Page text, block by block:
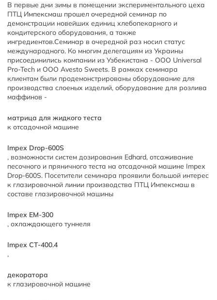
В первые дни зимы в помещении экспериментального цеха
ПТЦ Импексмаш прошел очередной семинар по
демонстрации новейших единиц хлебопекарного и
кондитерского оборудования, а также
ингредиентов.Семинар в очередной раз носил статус
международного. Ко многим делегациям из Украины
присоединились компании из Узбекистана - ООО Universal
Pro-Tech и ООО Avesto Sweets. В рамках семинара
клиентам были продемонстрированы оборудование для
производства слоеных изделий, оборудование для розлива
маффинов -
матрица для жидкого теста
к отсадочной машине
Impex Drop-600S
, возможности систем дозирования Edhard, отсаживание
песочного и пряничного теста на отсадочной машине Impex
Drop-600S. Посетители семинара проявили большой интерес
к глазировочной линии производства ПТЦ Импексмаш в
составе глазировочной машины
Impex EM-300
, охлаждающего туннеля
Impex CT-400.4
,
декоратора
к глазировочной машине